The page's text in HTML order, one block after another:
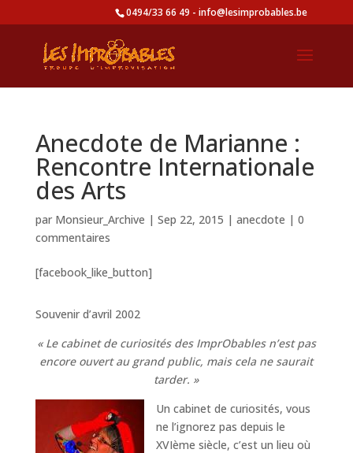
0494/33 66 49 - info@lesimprobables.be
Anecdote de Marianne :
Rencontre Internationale
des Arts
par Monsieur_Archive | Sep 22, 2015 | anecdote | 0
commentaires
[facebook_like_button]
Souvenir d’avril 2002
« Le cabinet de curiosités des ImprObables n’est pas
encore ouvert au grand public, mais cela ne saurait
tarder. »
Un cabinet de curiosités, vous
ne l’ignorez pas depuis le
XVIème siècle, c’est un lieu où